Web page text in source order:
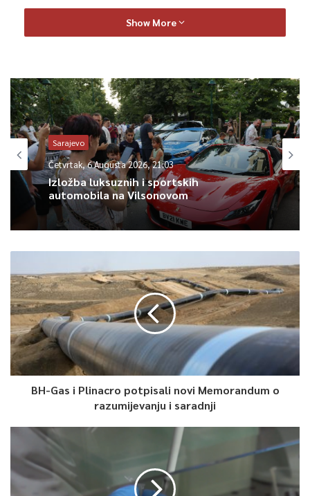
Prema prognozi Federalnog hidrometeorološkog zavoda BiH
Umjeren porast naoblake u drugom dijelu dana.
U poslijepodnevnim i večernjim satima mogući su lokalni
pljuskovi sa grmljavinom na području Krajine i dijelu sjeverne i
centralne Bosne. U Hercegovini pretežno sunčano vrijeme.
Vjetar slab sjeveroistočnog smjera.
0
Article Rating
Show More
Sarajevo
Četvrtak, 6 Augusta 2026, 21:03
Izložba luksuznih i sportskih
automobila na Vilsonovom
BH-Gas i Plinacro potpisali novi Memorandum o
razumijevanju i saradnji